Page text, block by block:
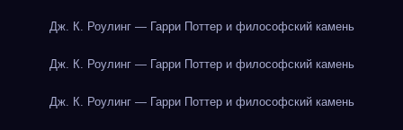
Дж. К. Роулинг — Гарри Поттер и философский камень
Дж. К. Роулинг — Гарри Поттер и философский камень
Дж. К. Роулинг — Гарри Поттер и философский камень